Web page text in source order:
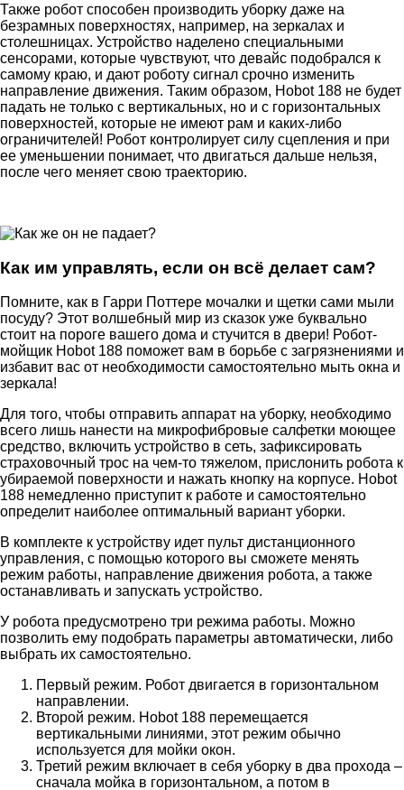
Также робот способен производить уборку даже на
безрамных поверхностях, например, на зеркалах и
столешницах. Устройство наделено специальными
сенсорами, которые чувствуют, что девайс подобрался к
самому краю, и дают роботу сигнал срочно изменить
направление движения. Таким образом, Hobot 188 не будет
падать не только с вертикальных, но и с горизонтальных
поверхностей, которые не имеют рам и каких-либо
ограничителей! Робот контролирует силу сцепления и при
ее уменьшении понимает, что двигаться дальше нельзя,
после чего меняет свою траекторию.
Как им управлять, если он всё делает сам?
Помните, как в Гарри Поттере мочалки и щетки сами мыли
посуду? Этот волшебный мир из сказок уже буквально
стоит на пороге вашего дома и стучится в двери! Робот-
мойщик Hobot 188 поможет вам в борьбе с загрязнениями и
избавит вас от необходимости самостоятельно мыть окна и
зеркала!
Для того, чтобы отправить аппарат на уборку, необходимо
всего лишь нанести на микрофибровые салфетки моющее
средство, включить устройство в сеть, зафиксировать
страховочный трос на чем-то тяжелом, прислонить робота к
убираемой поверхности и нажать кнопку на корпусе. Hobot
188 немедленно приступит к работе и самостоятельно
определит наиболее оптимальный вариант уборки.
В комплекте к устройству идет пульт дистанционного
управления, с помощью которого вы сможете менять
режим работы, направление движения робота, а также
останавливать и запускать устройство.
У робота предусмотрено три режима работы. Можно
позволить ему подобрать параметры автоматически, либо
выбрать их самостоятельно.
Первый режим. Робот двигается в горизонтальном
направлении.
Второй режим. Hobot 188 перемещается
вертикальными линиями, этот режим обычно
используется для мойки окон.
Третий режим включает в себя уборку в два прохода –
сначала мойка в горизонтальном, а потом в